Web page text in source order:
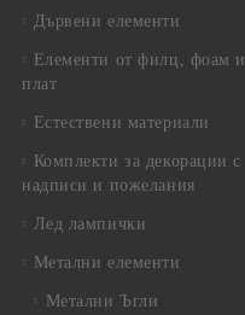
Дървени елементи
Елементи от филц, фоам и
плат
Естествени материали
Комплекти за декорации с
надписи и пожелания
Лед лампички
Метални елементи
Метални Ъгли